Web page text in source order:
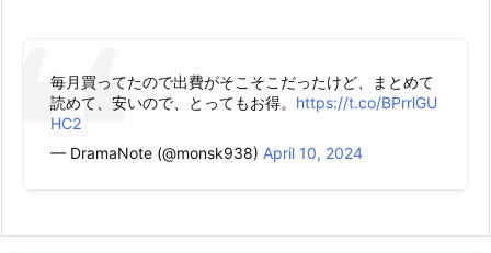
毎月買ってたので出費がそこそこだったけど、まとめて
読めて、安いので、とってもお得。 https://t.co/BPrrlGU
HC2
— DramaNote (@monsk938) April 10, 2024